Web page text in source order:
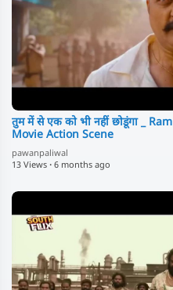
तुम में से एक को भी नहीं छोडूंगा _
Movie Action Scene
pawanpaliwal
13 Views · 6 months ago